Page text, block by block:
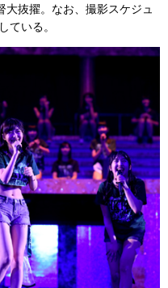
抜擢。なお、撮影スケジュ
ている。